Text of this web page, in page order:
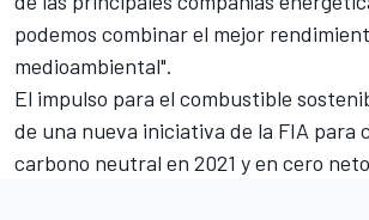
podemos combinar el mejor
medioambiental".
El impulso para el combustible
de una nueva iniciativa de la FIA para
carbono neutral en 2021 y en cero